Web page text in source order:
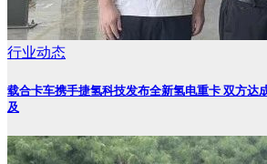
行业动态
载合卡车携手捷氢科技发布全新氢电重卡 双方达
及